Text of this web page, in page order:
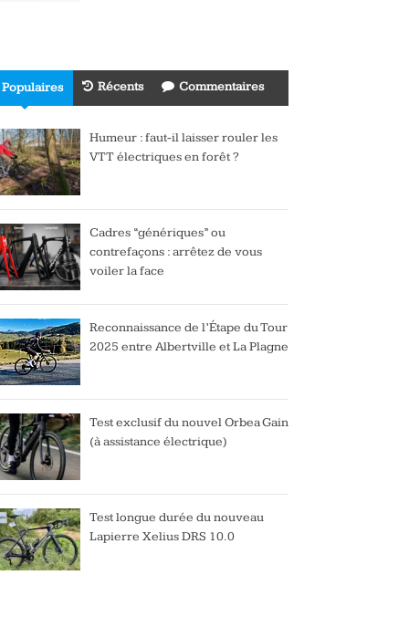
Populaires Récents Commentaires
Humeur : faut-il laisser rouler les
VTT électriques en forêt ?
Cadres “génériques” ou
contrefaçons : arrêtez de vous
voiler la face
Reconnaissance de l’Étape du Tour
2025 entre Albertville et La Plagne
Test exclusif du nouvel Orbea Gain
(à assistance électrique)
Test longue durée du nouveau
Lapierre Xelius DRS 10.0